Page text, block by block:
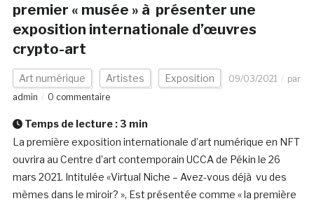
premier « musée » à présenter une
exposition internationale d’œuvres
crypto-art
Art numérique Artistes Exposition 09/03/2021
par
admin
0 commentaire
Temps de lecture : 3 min
La première exposition internationale d’art numérique en NFT
ouvrira au Centre d’art contemporain UCCA de Pékin le 26
mars 2021. Intitulée «Virtual Niche – Avez-vous déjà vu des
mèmes dans le miroir? », Est présentée comme « la première